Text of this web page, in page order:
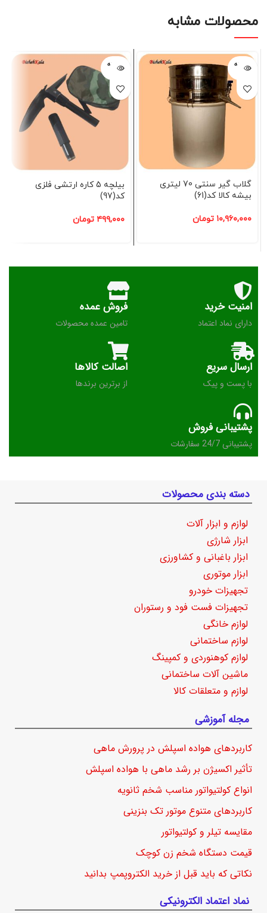
محصولات مشابه
فروخته
شده
گلاب گیر سنتی 70 لیتری
بیشه کالا کد(61)
۱۰,۹۶۰,۰۰۰ تومان
فروخته
شده
بیلچه 5 کاره ارتشی فلزی
کد(97)
۴۹۹,۰۰۰ تومان
امنیت خرید
دارای نماد اعتماد
فروش عمده
تامین عمده محصولات
ارسال سریع
با پست و پیک
اصالت کالاها
از برترین برندها
پشتیبانی فروش
پشتیبانی 24/7 سفارشات
دسته بندی محصولات
لوازم و ابزار آلات
ابزار شارژی
ابزار باغبانی و کشاورزی
ابزار موتوری
تجهیزات خودرو
تجهیزات فست فود و رستوران
لوازم خانگی
لوازم ساختمانی
لوازم کوهنوردی و کمپینگ
ماشین آلات ساختمانی
لوازم و متعلقات کالا
مجله آموزشی
کاربردهای هواده اسپلش در پرورش ماهی
تأثیر اکسیژن بر رشد ماهی با هواده اسپلش
انواع کولتیواتور مناسب شخم ثانویه
کاربردهای متنوع موتور تک بنزینی
مقایسه تیلر و کولتیواتور
قیمت دستگاه شخم زن کوچک
نکاتی که باید قبل از خرید الکتروپمپ بدانید
نماد اعتماد الکترونیکی